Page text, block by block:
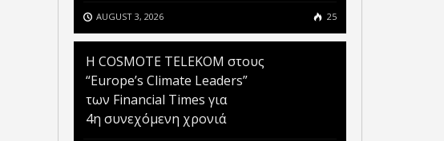
AUGUST 3, 2026 25
Η COSMOTE TELEKOM στους
“Europe’s Climate Leaders”
των Financial Times για
4η συνεχόμενη χρονιά